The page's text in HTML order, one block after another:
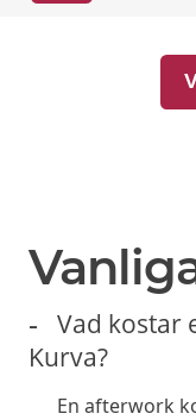
Vad kostar
Kurva?
En afterwork